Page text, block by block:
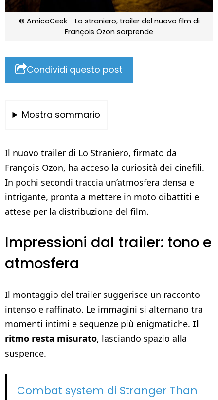
© AmicoGeek - Lo straniero, trailer del nuovo film di
François Ozon sorprende
Condividi questo post
Mostra sommario
Il nuovo trailer di Lo Straniero, firmato da
François Ozon, ha acceso la curiosità dei cinefili.
In pochi secondi traccia un’atmosfera densa e
intrigante, pronta a mettere in moto dibattiti e
attese per la distribuzione del film.
Impressioni dal trailer: tono e
atmosfera
Il montaggio del trailer suggerisce un racconto
intenso e raffinato. Le immagini si alternano tra
momenti intimi e sequenze più enigmatiche. Il
ritmo resta misurato, lasciando spazio alla
suspence.
Combat system di Stranger Than